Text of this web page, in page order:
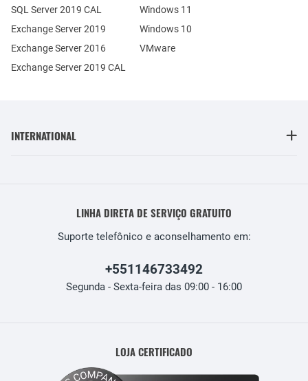
Exchange Server 2019
Exchange Server 2016
SQL Server 2019 CAL
Exchange Server 2019 CAL
Windows 11
Windows 10
VMware
INTERNATIONAL
LINHA DIRETA DE SERVIÇO GRATUITO
Suporte telefônico e aconselhamento em:
+551146733492
Segunda - Sexta-feira das 09:00 - 16:00
LOJA CERTIFICADO